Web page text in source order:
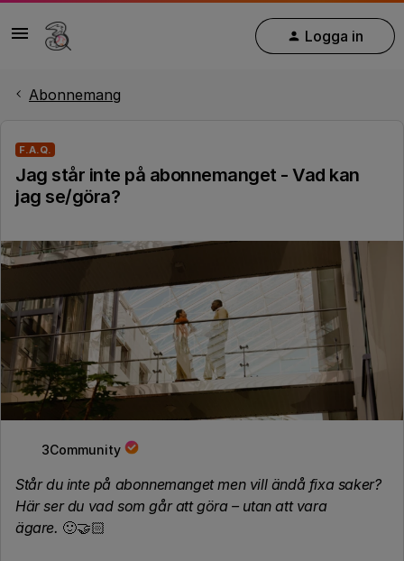
Logga in
Abonnemang
F.A.Q.
Jag står inte på abonnemanget - Vad kan
jag se/göra?
3Community
Står du inte på abonnemanget men vill ändå fixa saker?
Här ser du vad som går att göra – utan att vara
ägare. 🙂🤝🏻